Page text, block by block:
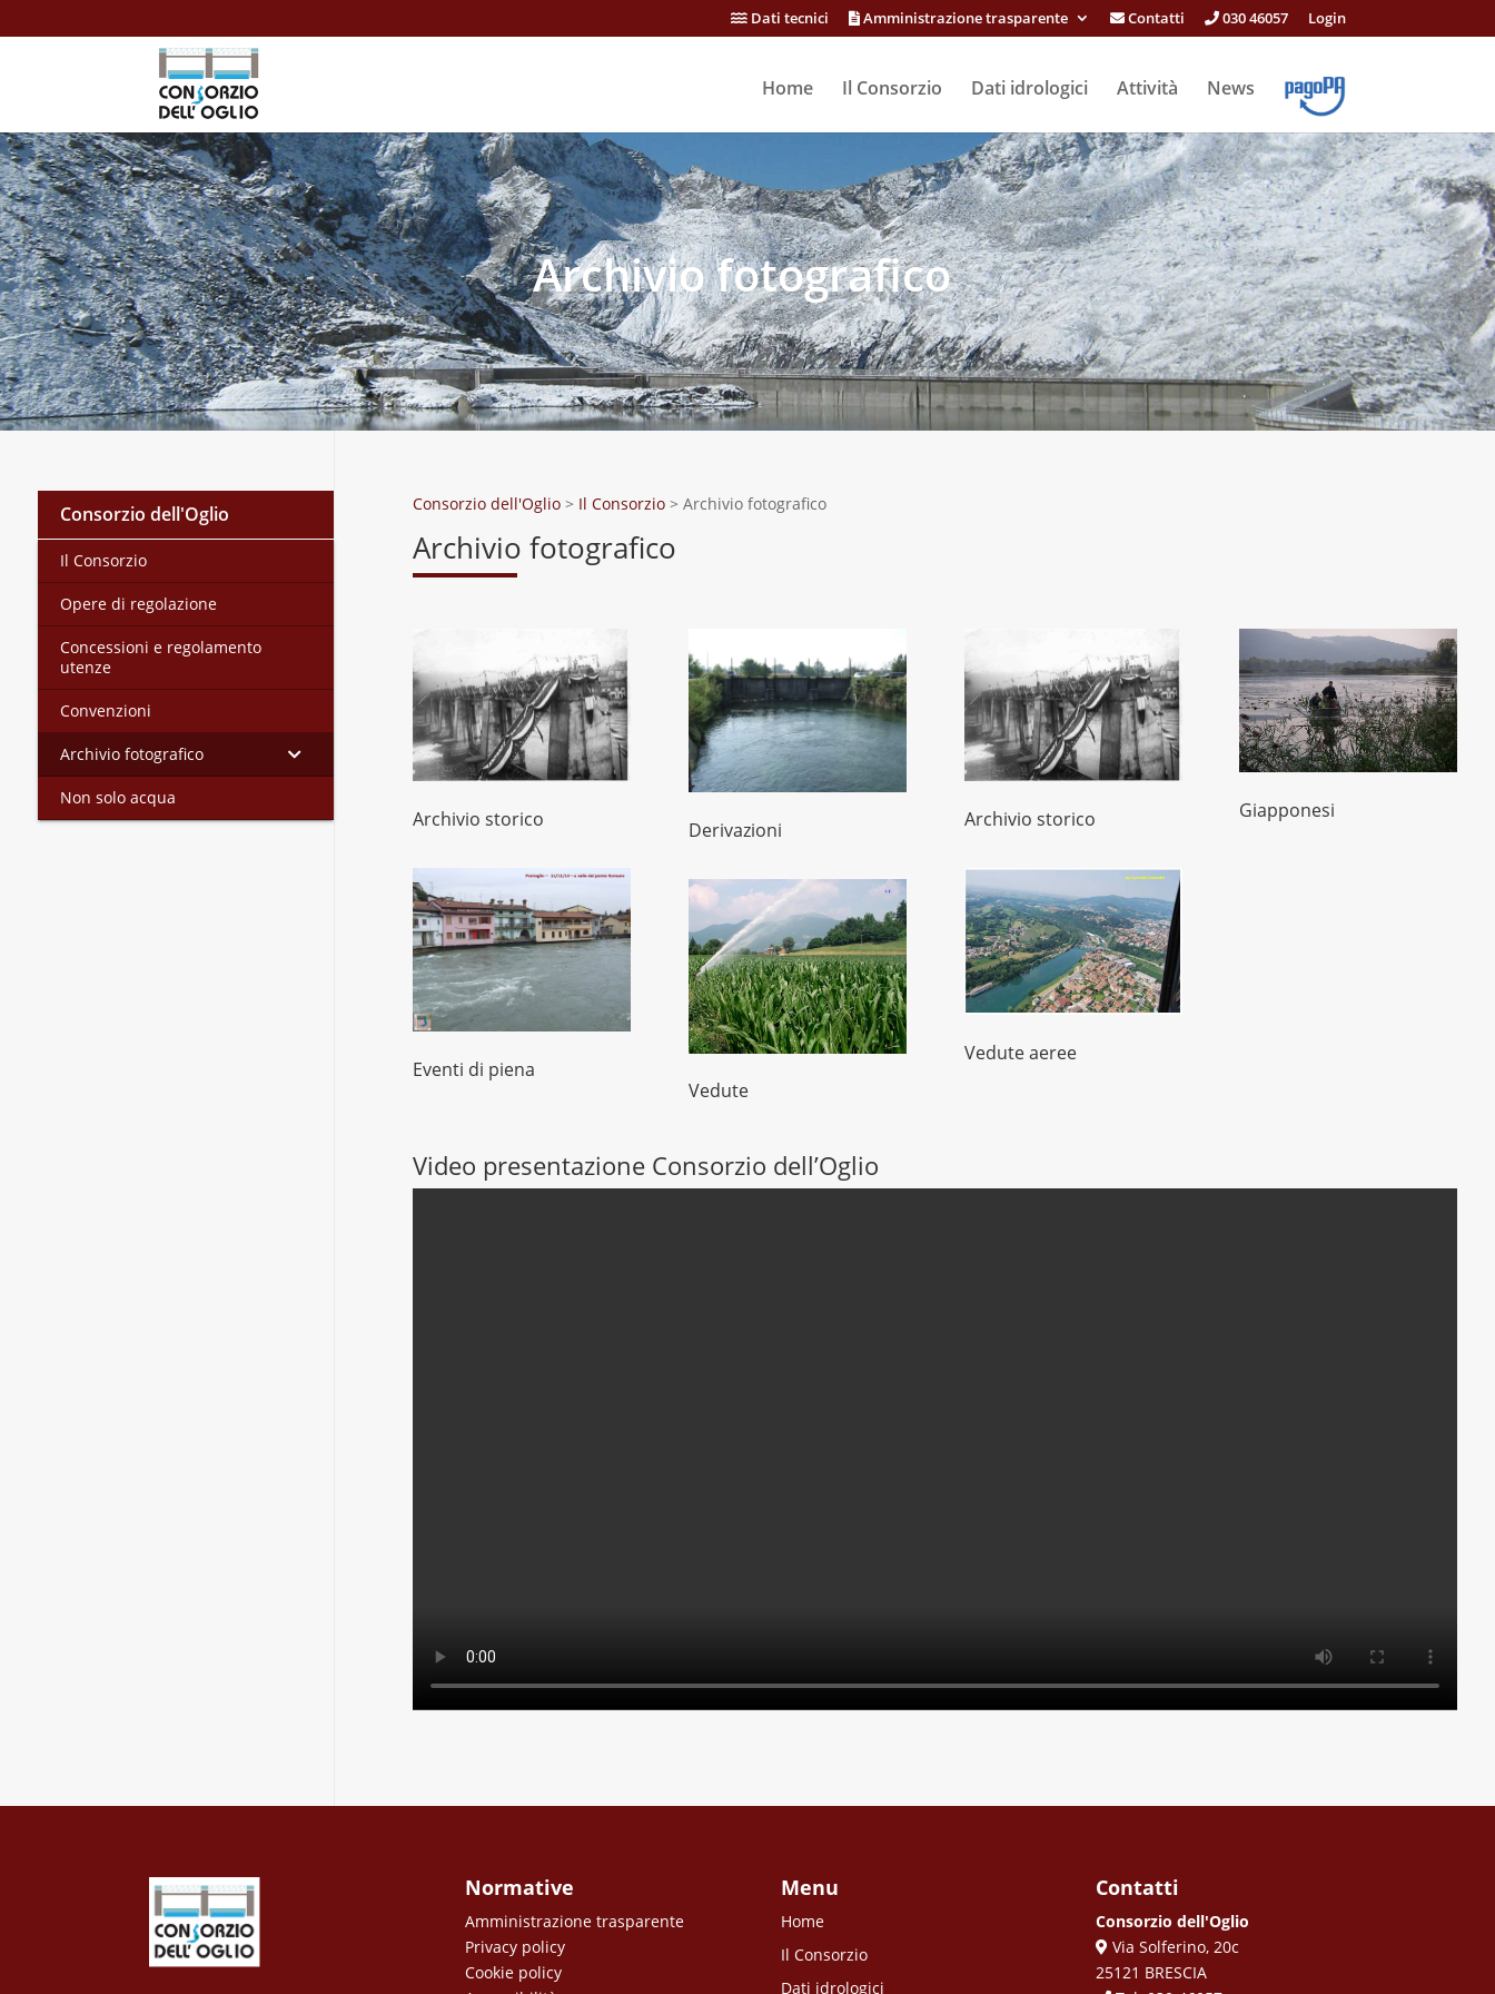
Dati tecnici Amministrazione trasparente Contatti 030 46057 Login
Home Il Consorzio Dati idrologici Attività News
Archivio fotografico
Consorzio dell'Oglio > Il Consorzio >Archivio fotografico
Archivio fotografico
Archivio storico
Eventi di piena
Derivazioni
Vedute
Archivio storico
Vedute aeree
Giapponesi
Video presentazione Consorzio dell’Oglio
Consorzio dell'Oglio
Il Consorzio
Opere di regolazione
Concessioni e regolamento
utenze
Convenzioni
Archivio fotografico
Non solo acqua
Normative
Amministrazione trasparente
Privacy policy
Cookie policy
Menu
Home
Il Consorzio
Dati idrologici
Contatti
Consorzio dell'Oglio
Via Solferino, 20c
25121 BRESCIA